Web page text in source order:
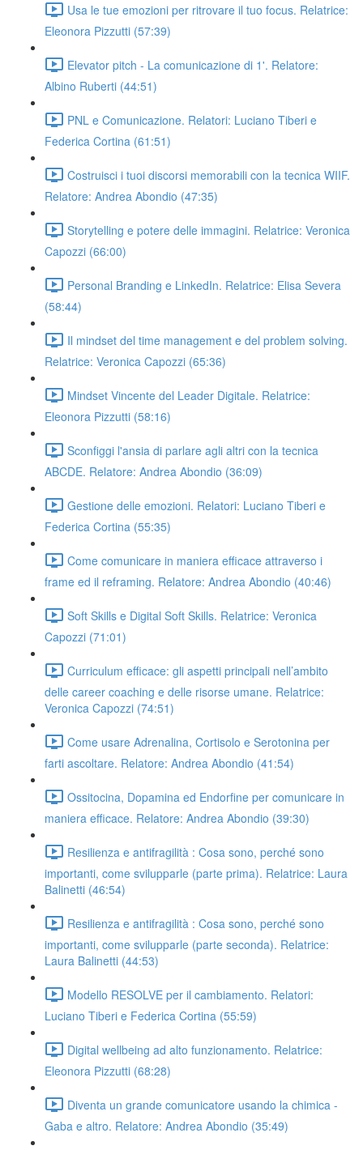
Usa le tue emozioni per ritrovare il tuo focus. Relatrice:
Eleonora Pizzutti (57:39)
Elevator pitch - La comunicazione di 1'. Relatore:
Albino Ruberti (44:51)
PNL e Comunicazione. Relatori: Luciano Tiberi e
Federica Cortina (61:51)
Costruisci i tuoi discorsi memorabili con la tecnica WIIF.
Relatore: Andrea Abondio (47:35)
Storytelling e potere delle immagini. Relatrice: Veronica
Capozzi (66:00)
Personal Branding e LinkedIn. Relatrice: Elisa Severa
(58:44)
Il mindset del time management e del problem solving.
Relatrice: Veronica Capozzi (65:36)
Mindset Vincente del Leader Digitale. Relatrice:
Eleonora Pizzutti (58:16)
Sconfiggi l'ansia di parlare agli altri con la tecnica
ABCDE. Relatore: Andrea Abondio (36:09)
Gestione delle emozioni. Relatori: Luciano Tiberi e
Federica Cortina (55:35)
Come comunicare in maniera efficace attraverso i
frame ed il reframing. Relatore: Andrea Abondio (40:46)
Soft Skills e Digital Soft Skills. Relatrice: Veronica
Capozzi (71:01)
Curriculum efficace: gli aspetti principali nell’ambito
delle career coaching e delle risorse umane. Relatrice:
Veronica Capozzi (74:51)
Come usare Adrenalina, Cortisolo e Serotonina per
farti ascoltare. Relatore: Andrea Abondio (41:54)
Ossitocina, Dopamina ed Endorfine per comunicare in
maniera efficace. Relatore: Andrea Abondio (39:30)
Resilienza e antifragilità : Cosa sono, perché sono
importanti, come svilupparle (parte prima). Relatrice: Laura
Balinetti (46:54)
Resilienza e antifragilità : Cosa sono, perché sono
importanti, come svilupparle (parte seconda). Relatrice:
Laura Balinetti (44:53)
Modello RESOLVE per il cambiamento. Relatori:
Luciano Tiberi e Federica Cortina (55:59)
Digital wellbeing ad alto funzionamento. Relatrice:
Eleonora Pizzutti (68:28)
Diventa un grande comunicatore usando la chimica -
Gaba e altro. Relatore: Andrea Abondio (35:49)